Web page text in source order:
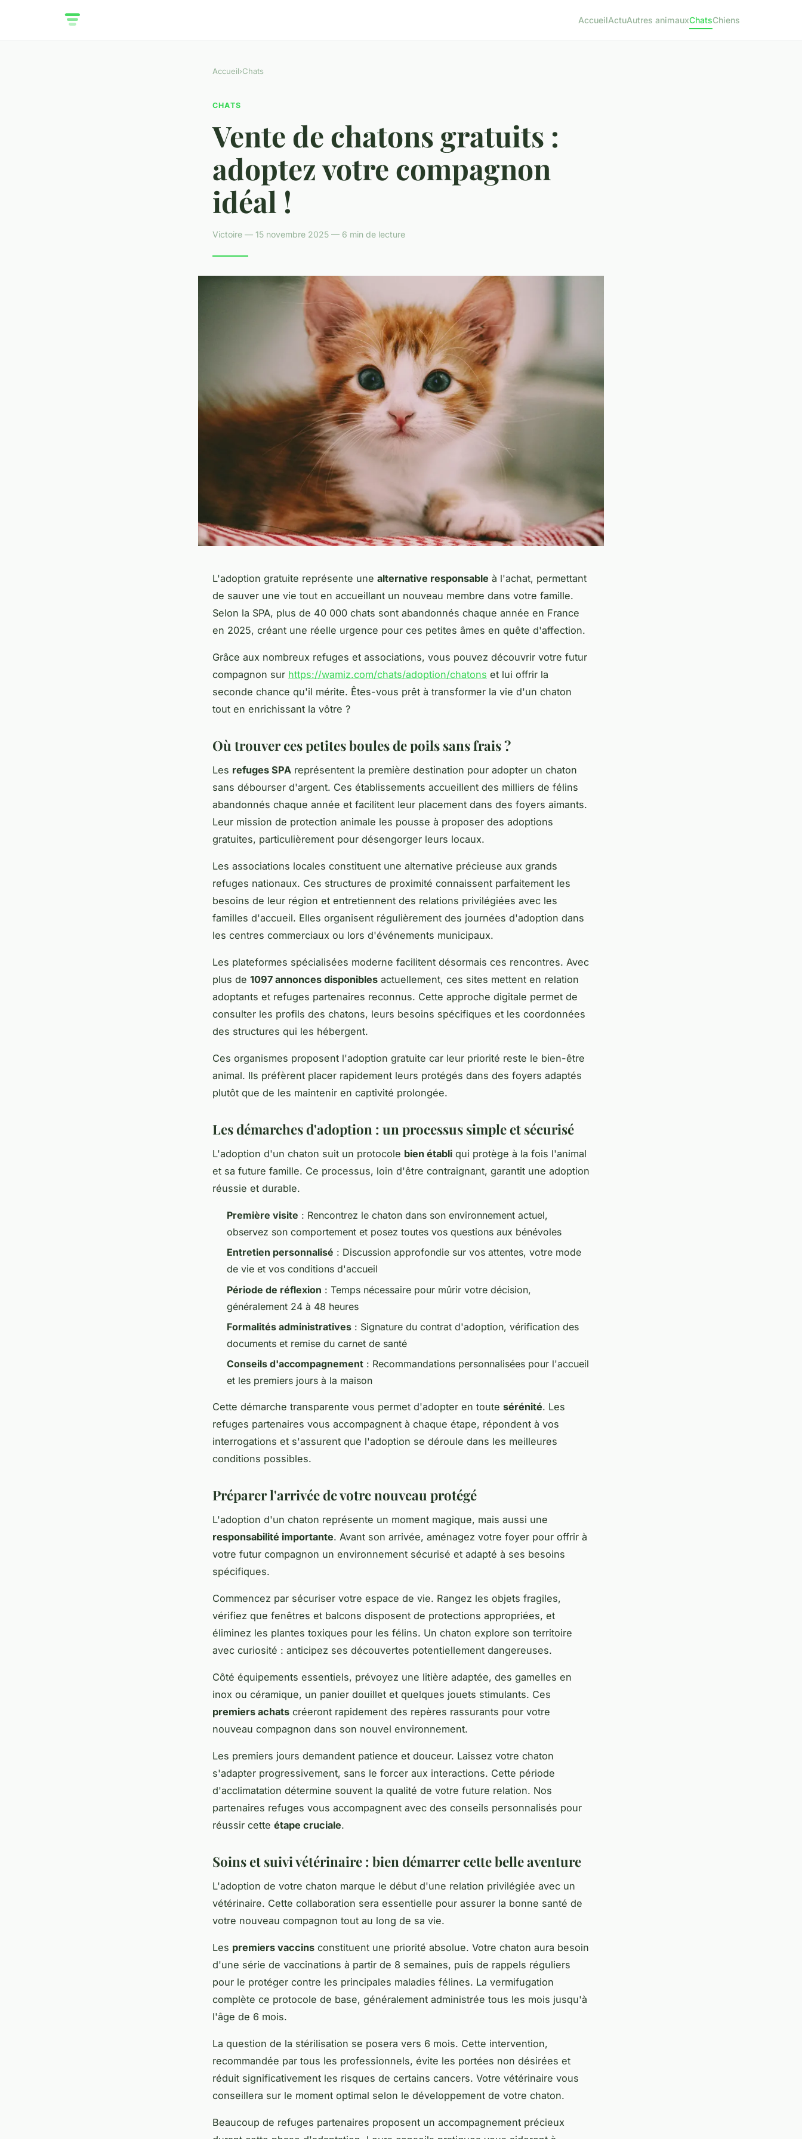
AccueilActuAutres animauxChatsChiens
Accueil›Chats
CHATS
Vente de chatons gratuits :
adoptez votre compagnon
idéal !
Victoire — 15 novembre 2025 — 6 min de lecture
L'adoption gratuite représente une alternative responsable à l'achat, permettant
de sauver une vie tout en accueillant un nouveau membre dans votre famille.
Selon la SPA, plus de 40 000 chats sont abandonnés chaque année en France
en 2025, créant une réelle urgence pour ces petites âmes en quête d'affection.
Grâce aux nombreux refuges et associations, vous pouvez découvrir votre futur
compagnon sur https://wamiz.com/chats/adoption/chatons et lui offrir la
seconde chance qu'il mérite. Êtes-vous prêt à transformer la vie d'un chaton
tout en enrichissant la vôtre ?
Où trouver ces petites boules de poils sans frais ?
Les refuges SPA représentent la première destination pour adopter un chaton
sans débourser d'argent. Ces établissements accueillent des milliers de félins
abandonnés chaque année et facilitent leur placement dans des foyers aimants.
Leur mission de protection animale les pousse à proposer des adoptions
gratuites, particulièrement pour désengorger leurs locaux.
Les associations locales constituent une alternative précieuse aux grands
refuges nationaux. Ces structures de proximité connaissent parfaitement les
besoins de leur région et entretiennent des relations privilégiées avec les
familles d'accueil. Elles organisent régulièrement des journées d'adoption dans
les centres commerciaux ou lors d'événements municipaux.
Les plateformes spécialisées moderne facilitent désormais ces rencontres. Avec
plus de 1097 annonces disponibles actuellement, ces sites mettent en relation
adoptants et refuges partenaires reconnus. Cette approche digitale permet de
consulter les profils des chatons, leurs besoins spécifiques et les coordonnées
des structures qui les hébergent.
Ces organismes proposent l'adoption gratuite car leur priorité reste le bien-être
animal. Ils préfèrent placer rapidement leurs protégés dans des foyers adaptés
plutôt que de les maintenir en captivité prolongée.
Les démarches d'adoption : un processus simple et sécurisé
L'adoption d'un chaton suit un protocole bien établi qui protège à la fois l'animal
et sa future famille. Ce processus, loin d'être contraignant, garantit une adoption
réussie et durable.
Première visite : Rencontrez le chaton dans son environnement actuel,
observez son comportement et posez toutes vos questions aux bénévoles
Entretien personnalisé : Discussion approfondie sur vos attentes, votre mode
de vie et vos conditions d'accueil
Période de réflexion : Temps nécessaire pour mûrir votre décision,
généralement 24 à 48 heures
Formalités administratives : Signature du contrat d'adoption, vérification des
documents et remise du carnet de santé
Conseils d'accompagnement : Recommandations personnalisées pour l'accueil
et les premiers jours à la maison
Cette démarche transparente vous permet d'adopter en toute sérénité. Les
refuges partenaires vous accompagnent à chaque étape, répondent à vos
interrogations et s'assurent que l'adoption se déroule dans les meilleures
conditions possibles.
Préparer l'arrivée de votre nouveau protégé
L'adoption d'un chaton représente un moment magique, mais aussi une
responsabilité importante. Avant son arrivée, aménagez votre foyer pour offrir à
votre futur compagnon un environnement sécurisé et adapté à ses besoins
spécifiques.
Commencez par sécuriser votre espace de vie. Rangez les objets fragiles,
vérifiez que fenêtres et balcons disposent de protections appropriées, et
éliminez les plantes toxiques pour les félins. Un chaton explore son territoire
avec curiosité : anticipez ses découvertes potentiellement dangereuses.
Côté équipements essentiels, prévoyez une litière adaptée, des gamelles en
inox ou céramique, un panier douillet et quelques jouets stimulants. Ces
premiers achats créeront rapidement des repères rassurants pour votre
nouveau compagnon dans son nouvel environnement.
Les premiers jours demandent patience et douceur. Laissez votre chaton
s'adapter progressivement, sans le forcer aux interactions. Cette période
d'acclimatation détermine souvent la qualité de votre future relation. Nos
partenaires refuges vous accompagnent avec des conseils personnalisés pour
réussir cette étape cruciale.
Soins et suivi vétérinaire : bien démarrer cette belle aventure
L'adoption de votre chaton marque le début d'une relation privilégiée avec un
vétérinaire. Cette collaboration sera essentielle pour assurer la bonne santé de
votre nouveau compagnon tout au long de sa vie.
Les premiers vaccins constituent une priorité absolue. Votre chaton aura besoin
d'une série de vaccinations à partir de 8 semaines, puis de rappels réguliers
pour le protéger contre les principales maladies félines. La vermifugation
complète ce protocole de base, généralement administrée tous les mois jusqu'à
l'âge de 6 mois.
La question de la stérilisation se posera vers 6 mois. Cette intervention,
recommandée par tous les professionnels, évite les portées non désirées et
réduit significativement les risques de certains cancers. Votre vétérinaire vous
conseillera sur le moment optimal selon le développement de votre chaton.
Beaucoup de refuges partenaires proposent un accompagnement précieux